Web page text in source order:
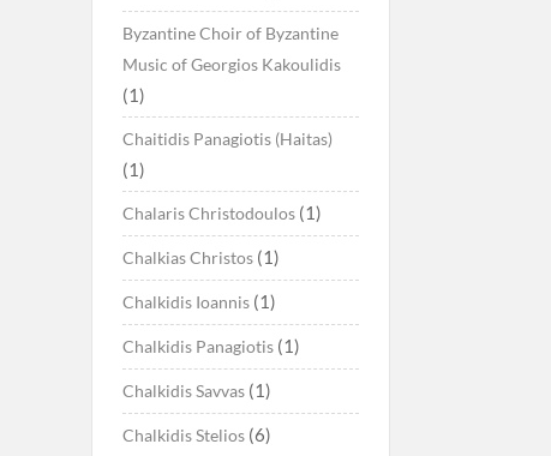
Byzantine Choir of Byzantine
Music of Georgios Kakoulidis
(1)
Chaitidis Panagiotis (Haitas)
(1)
Chalaris Christodoulos(1)
Chalkias Christos(1)
Chalkidis Ioannis(1)
Chalkidis Panagiotis(1)
Chalkidis Savvas(1)
Chalkidis Stelios(6)